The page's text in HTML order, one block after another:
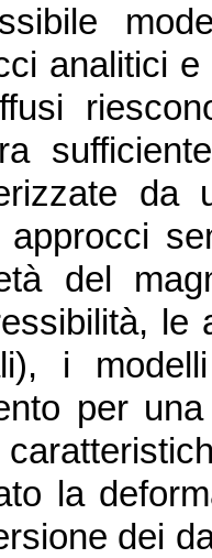
analitici
da
approcci
del
le
i
per
la
dei